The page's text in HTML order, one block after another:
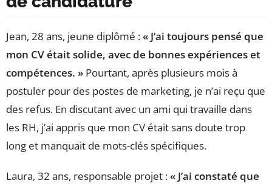
Jean, 28 ans, jeune diplômé :« J’ai toujours pensé que
mon CV était solide, avec de bonnes expériences et
compétences. » Pourtant, après plusieurs mois à
postuler pour des postes de marketing, je n’ai reçu que
des refus. En discutant avec un ami qui travaille dans
les RH, j’ai appris que mon CV était sans doute trop
long et manquait de mots-clés spécifiques.
Laura, 32 ans, responsable projet :« J’ai constaté que